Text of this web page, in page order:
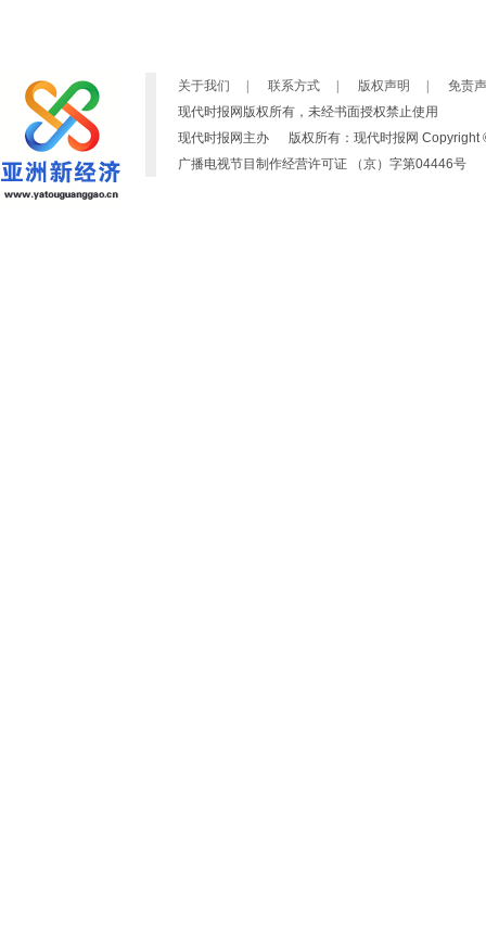
关于我们 联系方式 版权声明
免责
现代时报网版权所有，未经书面授权禁止使用
现代时报网主办 版权所有：现代时报网 Copyright
广播电视节目制作经营许可证 （京）字第04446